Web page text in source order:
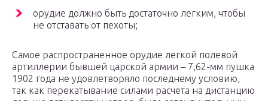
орудие должно быть достаточно легким, чтобы
не отставать от пехоты;
Самое распространенное орудие легкой полевой
артиллерии бывшей царской армии – 7,62-мм пушка
1902 года не удовлетворяло последнему условию,
так как перекатывание силами расчета на дистанцию